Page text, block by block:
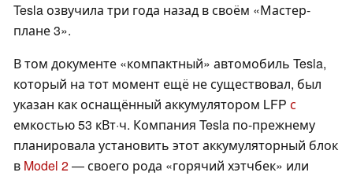
Tesla озвучила три года назад в своём «Мастер-
плане 3».
В том документе «компактный» автомобиль Tesla,
который на тот момент ещё не существовал, был
указан как оснащённый аккумулятором LFP с
емкостью 53 кВт·ч. Компания Tesla по-прежнему
планировала установить этот аккумуляторный блок
в Model 2— своего рода «горячий хэтчбек» или